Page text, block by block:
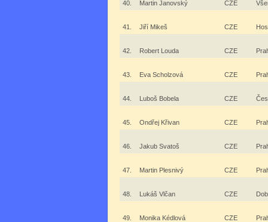
40. Martin Janovský CZE
41. Jiří Mikeš CZE
42. Robert Louda CZE
43. Eva Scholzová CZE
44. Luboš Bobela CZE
45. Ondřej Křivan CZE
46. Jakub Svatoš CZE
47. Martin Plesnivý CZE
48. Lukáš Vlčan CZE
49. Monika Kédlová CZE